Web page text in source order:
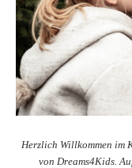
Herzlich Willkommen im
von Dreams4Kids.